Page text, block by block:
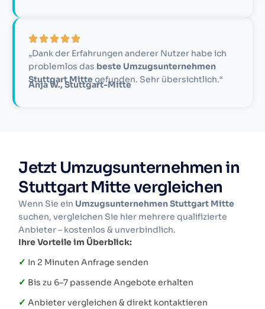
„Dank der Erfahrungen anderer Nutzer habe ich
problemlos das beste Umzugsunternehmen
Stuttgart Mittegefunden. Sehr übersichtlich.“
Anja W., Stuttgart-Mitte
Jetzt Umzugsunternehmen in
Stuttgart Mitte vergleichen
Wenn Sie ein Umzugsunternehmen Stuttgart Mitte
suchen, vergleichen Sie hier mehrere qualifizierte
Anbieter – kostenlos & unverbindlich.
Ihre Vorteile im Überblick:
✓ In 2 Minuten Anfrage senden
✓ Bis zu 6–7 passende Angebote erhalten
✓Anbieter vergleichen & direkt kontaktieren